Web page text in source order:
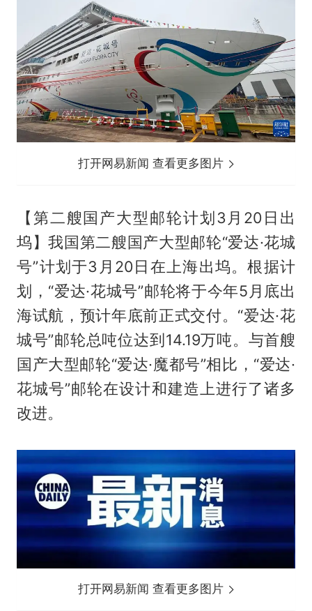
打开网易新闻 查看更多图片
【第二艘国产大型邮轮计划3月20日出
坞】我国第二艘国产大型邮轮“爱达·花城
号”计划于3月20日在上海出坞。根据计
划，“爱达·花城号”邮轮将于今年5月底出
海试航，预计年底前正式交付。“爱达·花
城号”邮轮总吨位达到14.19万吨。与首艘
国产大型邮轮“爱达·魔都号”相比，“爱达·
花城号”邮轮在设计和建造上进行了诸多
改进。
打开网易新闻 查看更多图片